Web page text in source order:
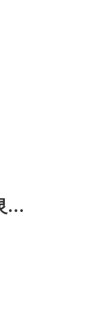
笔墨寄乡愁 文心润太行 ——徐连合《听雨斋散记》研讨会在灵寿县车谷砣村举办